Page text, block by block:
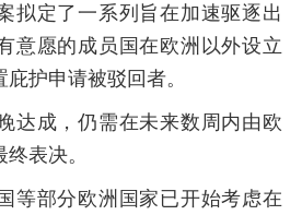
拟定了一系列旨在加速驱逐出
意愿的成员国在欧洲以外设立
护申请被驳回者。
达成，仍需在未来数周内由欧
表决。
等部分欧洲国家已开始考虑在